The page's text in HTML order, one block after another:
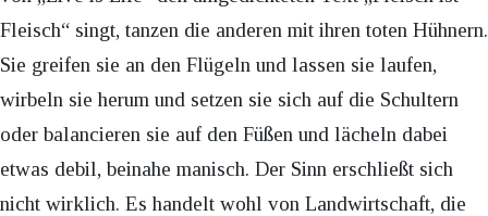
Fleisch“ singt, tanzen die anderen mit ihren toten Hühnern.
Sie greifen sie an den Flügeln und lassen sie laufen,
wirbeln sie herum und setzen sie sich auf die Schultern
oder balancieren sie auf den Füßen und lächeln dabei
etwas debil, beinahe manisch. Der Sinn erschließt sich
nicht wirklich. Es handelt wohl von Landwirtschaft, die